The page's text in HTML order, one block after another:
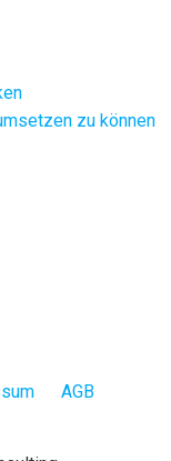
zu können
AGB